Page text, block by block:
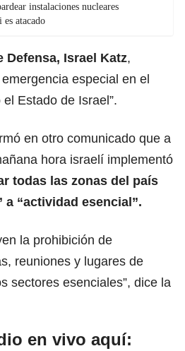
instalaciones nucleares
es atacado
Defensa, Israel Katz,
especial en el
Estado de Israel”.
en otro comunicado que a
hora israelí implementó
todas las zonas del país
a “actividad esencial”.
la prohibición de
reuniones y lugares de
sectores esenciales”, dice la
en vivo aquí: